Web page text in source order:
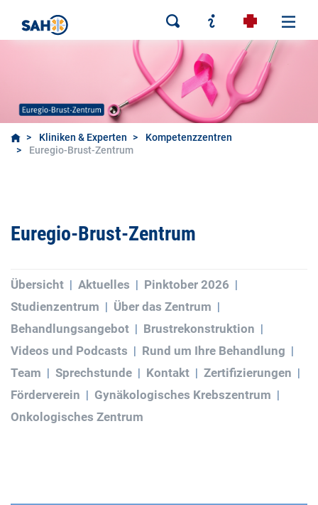
Kliniken & Experten
Kompetenzzentren
Euregio-Brust-Zentrum
Euregio-Brust-Zentrum
Übersicht Aktuelles
Pinktober 2026
Studienzentrum
Über das Zentrum
Behandlungsangebot
Brustrekonstruktion
Videos und Podcasts
Rund um Ihre Behandlung
Team
Sprechstunde Kontakt
Zertifizierungen
Förderverein
Gynäkologisches Krebszentrum
Onkologisches Zentrum